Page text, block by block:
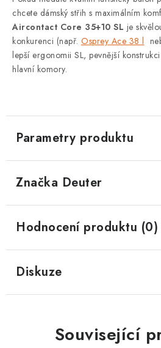
chcete dámský střih s maximálním
Aircontact Core 35+10 SL je skv
konkurenci (např. Osprey Ace 38 l
lepší ergonomii SL, pevnější
hlavní komory.
Parametry produktu
Značka Deuter
Hodnocení produktu (0)
Diskuze
Související